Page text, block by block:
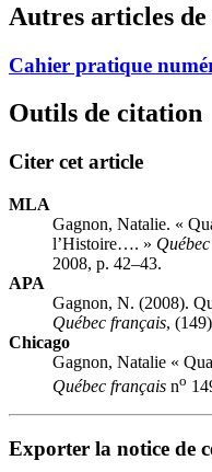
Autres articles de
Cahier pratique
Outils de citation
Citer cet article
MLA
Gagnon, Natalie. «
l’Histoire…. »
2008, p. 42–43.
APA
Gagnon, N. (2008).
Québec français,
Chicago
Gagnon, Natalie «
Québec français no
Exporter la notice de